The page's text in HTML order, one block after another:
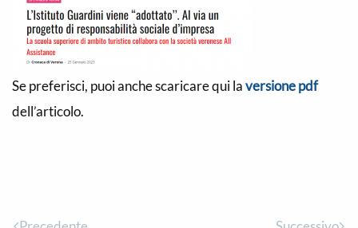
Se preferisci, puoi anche scaricare qui laversione pdf
dell’articolo.